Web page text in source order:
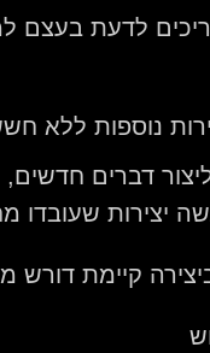
לדעת
נוספות ללא חשש
דברים
יצירות שעובדו
קיימת